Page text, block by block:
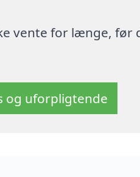
vente for længe,
og uforpligtende